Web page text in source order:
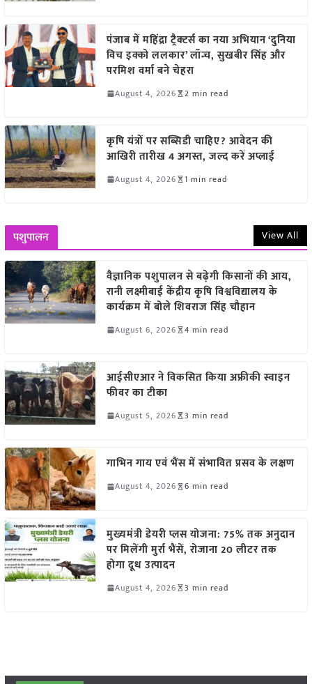
पंजाब में महिंद्रा ट्रैक्टर्स का नया अभियान ‘दुनिया
विच इक्को ललकार’ लॉन्च, सुखबीर सिंह और
परमिश वर्मा बने चेहरा
August 4, 2026 2 min read
कृषि यंत्रों पर सब्सिडी चाहिए? आवेदन की
आखिरी तारीख 4 अगस्त, जल्द करें अप्लाई
August 4, 2026 1 min read
पशुपालन View All
वैज्ञानिक पशुपालन से बढ़ेगी किसानों की आय,
रानी लक्ष्मीबाई केंद्रीय कृषि विश्वविद्यालय के
कार्यक्रम में बोले शिवराज सिंह चौहान
August 6, 2026 4 min read
आईसीएआर ने विकसित किया अफ्रीकी स्वाइन
फीवर का टीका
August 5, 2026 3 min read
गाभिन गाय एवं भैंस में संभावित प्रसव के लक्षण
August 4, 2026 6 min read
मुख्यमंत्री डेयरी प्लस योजना: 75% तक अनुदान
पर मिलेंगी मुर्रा भैंसें, रोजाना 20 लीटर तक
होगा दूध उत्पादन
August 4, 2026 3 min read